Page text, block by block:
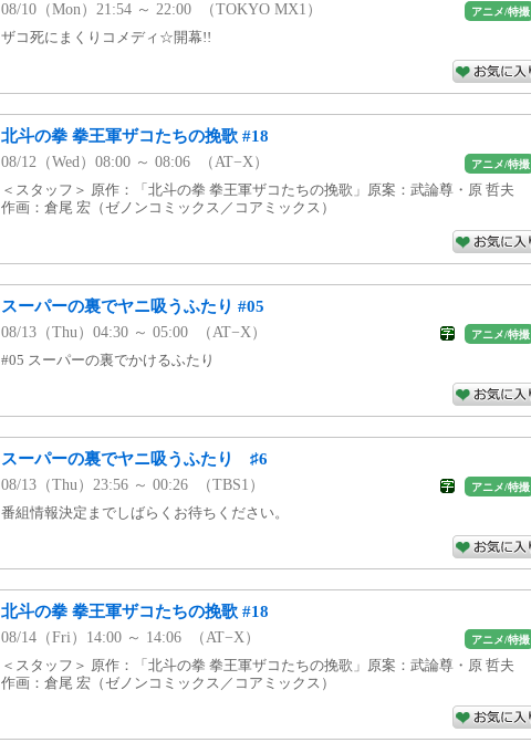
08/10（Mon）21:54 ～ 22:00 （TOKYO MX1） アニメ/特撮
ザコ死にまくりコメディ☆開幕!!
北斗の拳 拳王軍ザコたちの挽歌 #18
08/12（Wed）08:00 ～ 08:06 （AT−X） アニメ/特撮
＜スタッフ＞ 原作：「北斗の拳 拳王軍ザコたちの挽歌」原案：武論尊・原 哲夫
作画：倉尾 宏（ゼノンコミックス／コアミックス）
スーパーの裏でヤニ吸うふたり #05
08/13（Thu）04:30 ～ 05:00 （AT−X） アニメ/特撮
#05 スーパーの裏でかけるふたり
スーパーの裏でヤニ吸うふたり ♯6
08/13（Thu）23:56 ～ 00:26 （TBS1） アニメ/特撮
番組情報決定までしばらくお待ちください。
北斗の拳 拳王軍ザコたちの挽歌 #18
08/14（Fri）14:00 ～ 14:06 （AT−X） アニメ/特撮
＜スタッフ＞ 原作：「北斗の拳 拳王軍ザコたちの挽歌」原案：武論尊・原 哲夫
作画：倉尾 宏（ゼノンコミックス／コアミックス）